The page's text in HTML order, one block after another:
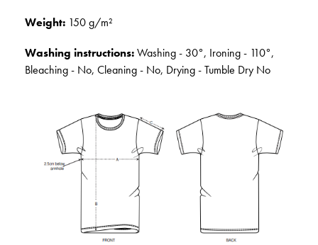
Weight: 150 g/m²
Washing instructions:Washing - 30°, Ironing - 110°,
Bleaching - No, Cleaning - No, Drying - Tumble Dry No